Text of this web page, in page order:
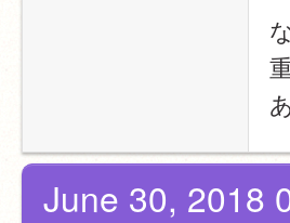
June 30, 2018